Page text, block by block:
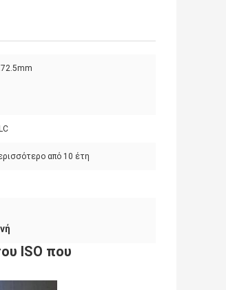
από 10 έτη
ISO που